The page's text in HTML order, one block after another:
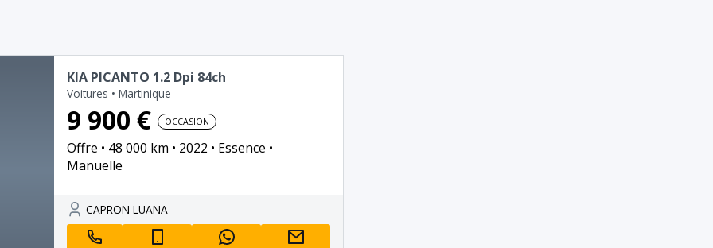
KIA PICANTO 1.2 Dpi 84ch
Voitures • Martinique
9 900 € OCCASION
Offre 48 000 km 2022
Essence
Manuelle
CAPRON LUANA